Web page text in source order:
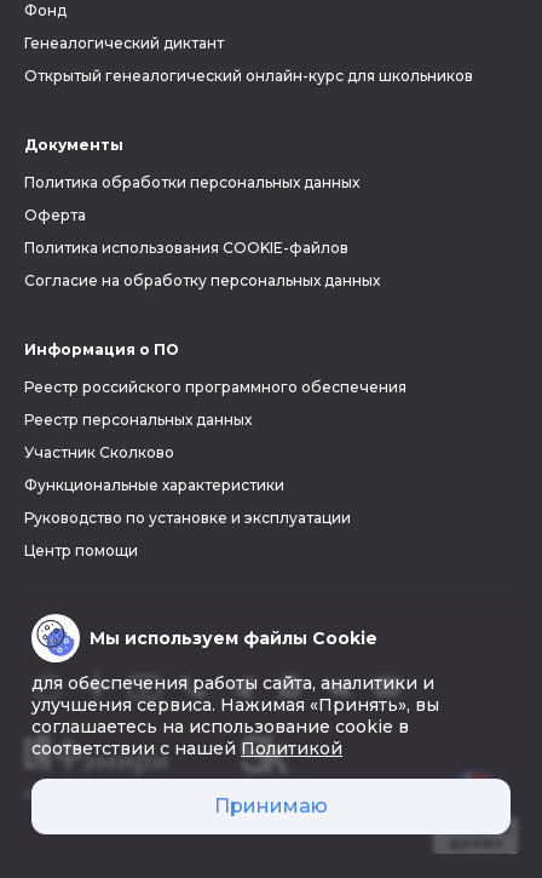
Фонд
Генеалогический диктант
Открытый генеалогический онлайн-курс для школьников
Документы
Политика обработки персональных данных
Оферта
Политика использования COOKIE-файлов
Согласие на обработку персональных данных
Информация о ПО
Реестр российского программного обеспечения
Реестр персональных данных
Участник Сколково
Функциональные характеристики
Руководство по установке и эксплуатации
Центр помощи
© 2026 «Фэмири»
Мы используем файлы Cookie
для обеспечения работы сайта, аналитики и
улучшения сервиса. Нажимая «Принять», вы
соглашаетесь на использование cookie в
соответствии с нашей Политикой
Принимаю
Создать